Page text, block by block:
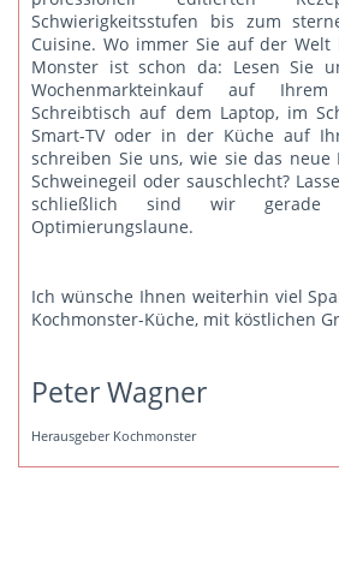
Schwierigkeitsstufen bis zum
Cuisine. Wo immer Sie auf der Welt
Monster ist schon da: Lesen Sie
Wochenmarkteinkauf auf
Schreibtisch auf dem Laptop, im
Smart-TV oder in der Küche auf
schreiben Sie uns, wie sie das neue
Schweinegeil oder sauschlecht?
schließlich sind wir
Optimierungslaune.
Ich wünsche Ihnen weiterhin viel
Kochmonster-Küche, mit köstlichen
Peter Wagner
Herausgeber Kochmonster